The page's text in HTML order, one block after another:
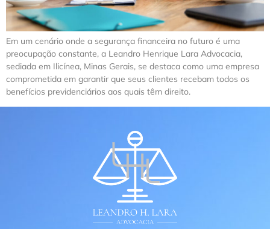
Em um cenário onde a segurança financeira no futuro é uma
preocupação constante, a Leandro Henrique Lara Advocacia,
sediada em Ilicínea, Minas Gerais, se destaca como uma empresa
comprometida em garantir que seus clientes recebam todos os
benefícios previdenciários aos quais têm direito.